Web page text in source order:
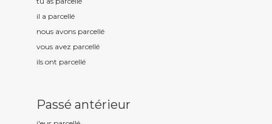
il a parcellé
nous avons parcellé
vous avez parcellé
ils ont parcellé
Passé antérieur